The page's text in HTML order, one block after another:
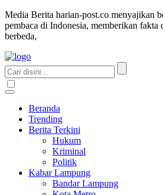
Media Berita harian-post.co menyajikan
pembaca di Indonesia, memberikan fakta
berbeda,
Beranda
Trending
Berita Terkini
Hukum
Kriminal
Politik
Kabar Lampung
Bandar Lampung